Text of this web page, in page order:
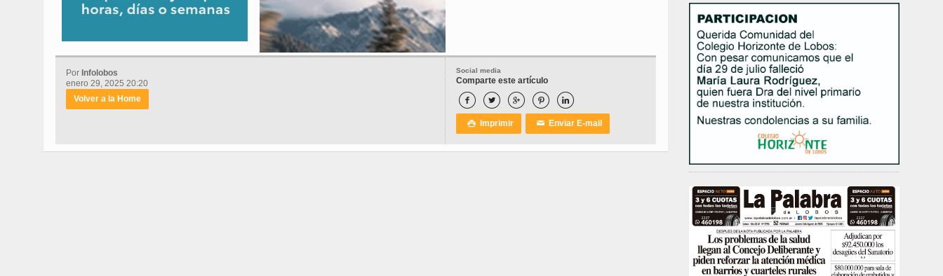
Social media
Comparte este artículo
    
 Imprimir ✉ Enviar E-mail
Por Infolobos
enero 29, 2025 20:20
Volver a la Home